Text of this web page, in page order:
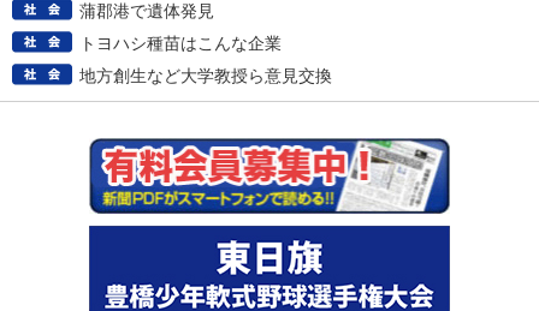
蒲郡港で遺体発見
トヨハシ種苗はこんな企業
地方創生など大学教授ら意見交換